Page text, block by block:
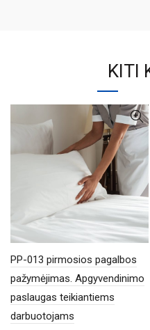
KITI
PP-013 pirmosios pagalbos
pažymėjimas. Apgyvendinimo
paslaugas teikiantiems
darbuotojams